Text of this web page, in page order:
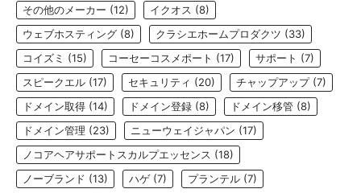
その他のメーカー (12) イクオス (8)
ウェブホスティング (8) クラシエホームプロダクツ (33)
コイズミ (15) コーセーコスメポート (17) サポート (7)
スピークエル (17) セキュリティ (20) チャップアップ(7)
ドメイン取得 (14) ドメイン登録 (8) ドメイン移管 (8)
ドメイン管理 (23) ニューウェイジャパン (17)
ノコアヘアサポートスカルプエッセンス (18)
ノーブランド (13) ハゲ (7) プランテル (7)